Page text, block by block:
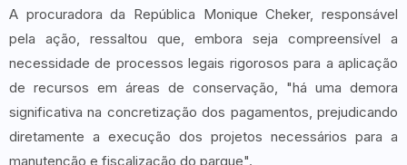
A procuradora da República Monique Cheker, responsável
pela ação, ressaltou que, embora seja compreensível a
necessidade de processos legais rigorosos para a aplicação
de recursos em áreas de conservação, "há uma demora
significativa na concretização dos pagamentos, prejudicando
diretamente a execução dos projetos necessários para a
manutenção e fiscalização do parque".